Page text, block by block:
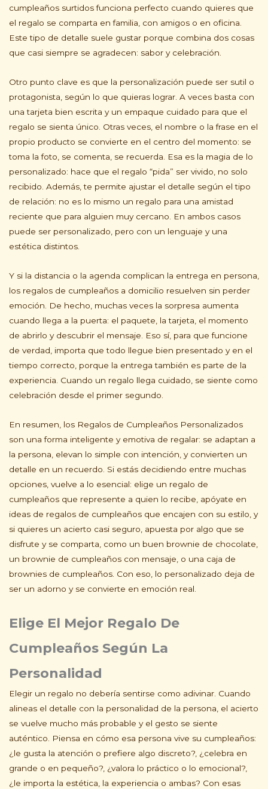
cumpleaños surtidos funciona perfecto cuando quieres que
el regalo se comparta en familia, con amigos o en oficina.
Este tipo de detalle suele gustar porque combina dos cosas
que casi siempre se agradecen: sabor y celebración.
Otro punto clave es que la personalización puede ser sutil o
protagonista, según lo que quieras lograr. A veces basta con
una tarjeta bien escrita y un empaque cuidado para que el
regalo se sienta único. Otras veces, el nombre o la frase en el
propio producto se convierte en el centro del momento: se
toma la foto, se comenta, se recuerda. Esa es la magia de lo
personalizado: hace que el regalo “pida” ser vivido, no solo
recibido. Además, te permite ajustar el detalle según el tipo
de relación: no es lo mismo un regalo para una amistad
reciente que para alguien muy cercano. En ambos casos
puede ser personalizado, pero con un lenguaje y una
estética distintos.
Y si la distancia o la agenda complican la entrega en persona,
los regalos de cumpleaños a domicilio resuelven sin perder
emoción. De hecho, muchas veces la sorpresa aumenta
cuando llega a la puerta: el paquete, la tarjeta, el momento
de abrirlo y descubrir el mensaje. Eso sí, para que funcione
de verdad, importa que todo llegue bien presentado y en el
tiempo correcto, porque la entrega también es parte de la
experiencia. Cuando un regalo llega cuidado, se siente como
celebración desde el primer segundo.
En resumen, los Regalos de Cumpleaños Personalizados
son una forma inteligente y emotiva de regalar: se adaptan a
la persona, elevan lo simple con intención, y convierten un
detalle en un recuerdo. Si estás decidiendo entre muchas
opciones, vuelve a lo esencial: elige un regalo de
cumpleaños que represente a quien lo recibe, apóyate en
ideas de regalos de cumpleaños que encajen con su estilo, y
si quieres un acierto casi seguro, apuesta por algo que se
disfrute y se comparta, como un buen brownie de chocolate,
un brownie de cumpleaños con mensaje, o una caja de
brownies de cumpleaños. Con eso, lo personalizado deja de
ser un adorno y se convierte en emoción real.
Elige El Mejor Regalo De
Cumpleaños Según La
Personalidad
Elegir un regalo no debería sentirse como adivinar. Cuando
alineas el detalle con la personalidad de la persona, el acierto
se vuelve mucho más probable y el gesto se siente
auténtico. Piensa en cómo esa persona vive su cumpleaños:
¿le gusta la atención o prefiere algo discreto?, ¿celebra en
grande o en pequeño?, ¿valora lo práctico o lo emocional?,
¿le importa la estética, la experiencia o ambas? Con esas